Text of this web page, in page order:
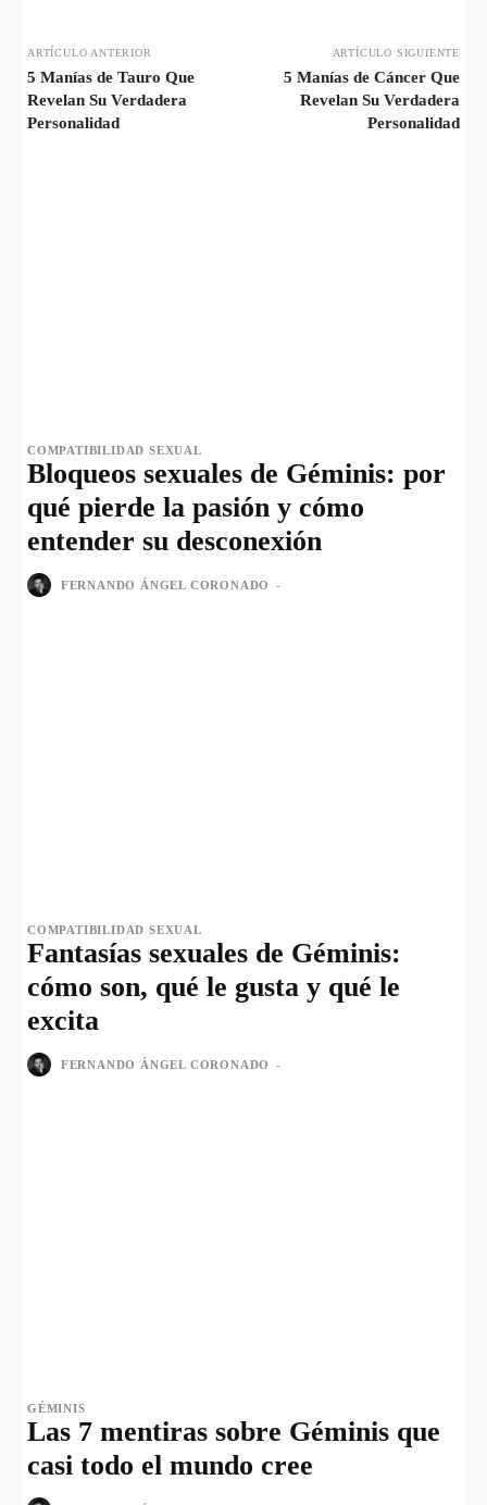
ARTÍCULO ANTERIOR
5 Manías de Tauro Que
Revelan Su Verdadera
Personalidad
ARTÍCULO SIGUIENTE
5 Manías de Cáncer Que
Revelan Su Verdadera
Personalidad
COMPATIBILIDAD SEXUAL
Bloqueos sexuales de Géminis: por
qué pierde la pasión y cómo
entender su desconexión
FERNANDO ÁNGEL CORONADO -
COMPATIBILIDAD SEXUAL
Fantasías sexuales de Géminis:
cómo son, qué le gusta y qué le
excita
FERNANDO ÁNGEL CORONADO -
GÉMINIS
Las 7 mentiras sobre Géminis que
casi todo el mundo cree